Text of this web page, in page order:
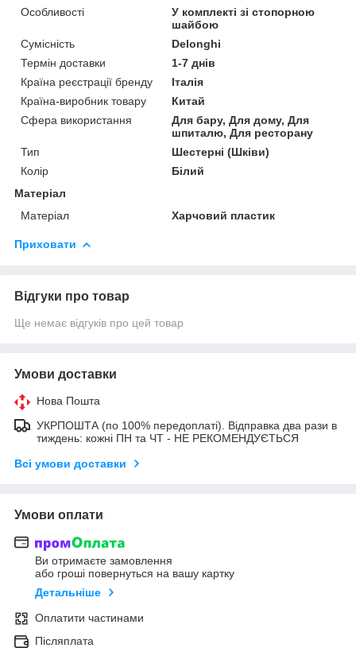
Особливості
У комплекті зі стопорною
шайбою
Сумісність
Delonghi
Термін доставки
1-7 днів
Країна реєстрації бренду
Італія
Країна-виробник товару
Китай
Сфера використання
Для бару, Для дому, Для
шпиталю, Для ресторану
Тип
Шестерні (Шківи)
Колір
Білий
Матеріал
Матеріал
Харчовий пластик
Приховати
Відгуки про товар
Ще немає відгуків про цей товар
Умови доставки
Нова Пошта
УКРПОШТА (по 100% передоплаті). Відправка два рази в
тиждень: кожні ПН та ЧТ - НЕ РЕКОМЕНДУЄТЬСЯ
Всі умови доставки
Умови оплати
Ви отримаєте замовлення
або гроші повернуться на вашу картку
Детальніше
Оплатити частинами
Післяплата